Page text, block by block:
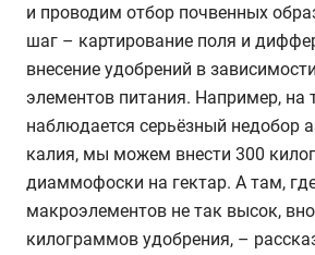
и проводим отбор почвенных
шаг – картирование поля и
внесение удобрений в
элементов питания. Например, на
наблюдается серьёзный недобор
калия, мы можем внести 300
диаммофоски на гектар. А там,
макроэлементов не так высок,
килограммов удобрения, –